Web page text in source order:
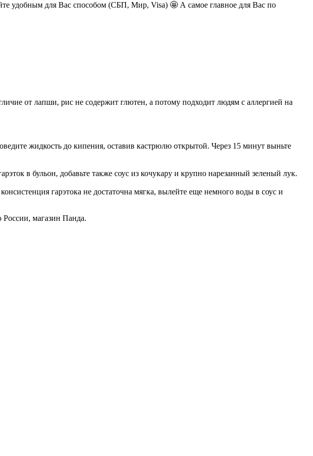
удобным для Вас способом (СБП, Мир, Visa) 🤩 А самое главное для Вас по
от лапши, рис не содержит глютен, а потому подходит людям с аллергией на
жидкость до кипения, оставив кастрюлю открытой. Через 15 минут выньте
в бульон, добавьте также соус из кочукару и крупно нарезанный зеленый лук.
гарэтока не достаточна мягка, вылейте еще немного воды в соус и
России, магазин Панда.